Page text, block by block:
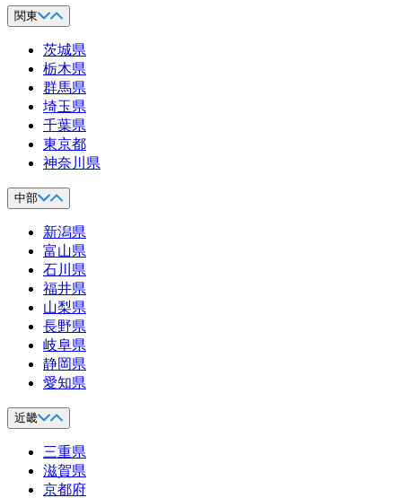
関東
茨城県
栃木県
群馬県
埼玉県
千葉県
東京都
神奈川県
中部
新潟県
富山県
石川県
福井県
山梨県
長野県
岐阜県
静岡県
愛知県
近畿
三重県
滋賀県
京都府